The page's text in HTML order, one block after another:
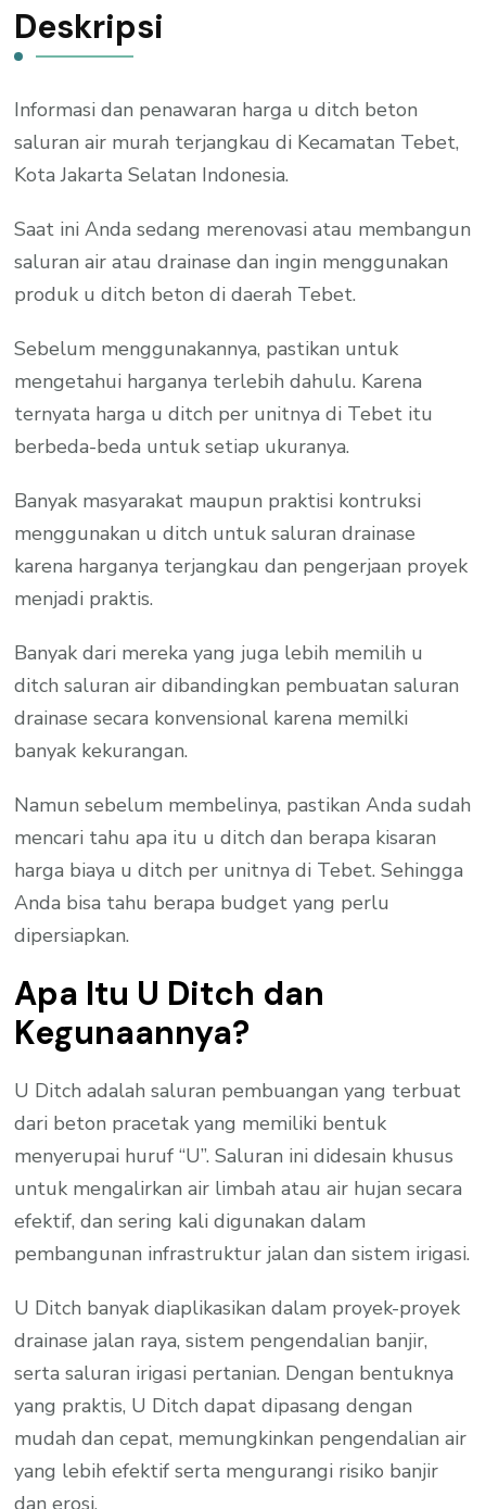
Deskripsi
Informasi dan penawaran harga u ditch beton
saluran air murah terjangkau di Kecamatan Tebet,
Kota Jakarta Selatan Indonesia.
Saat ini Anda sedang merenovasi atau membangun
saluran air atau drainase dan ingin menggunakan
produk u ditch beton di daerah Tebet.
Sebelum menggunakannya, pastikan untuk
mengetahui harganya terlebih dahulu. Karena
ternyata harga u ditch per unitnya di Tebet itu
berbeda-beda untuk setiap ukuranya.
Banyak masyarakat maupun praktisi kontruksi
menggunakan u ditch untuk saluran drainase
karena harganya terjangkau dan pengerjaan proyek
menjadi praktis.
Banyak dari mereka yang juga lebih memilih u
ditch saluran air dibandingkan pembuatan saluran
drainase secara konvensional karena memilki
banyak kekurangan.
Namun sebelum membelinya, pastikan Anda sudah
mencari tahu apa itu u ditch dan berapa kisaran
harga biaya u ditch per unitnya di Tebet. Sehingga
Anda bisa tahu berapa budget yang perlu
dipersiapkan.
Apa Itu U Ditch dan
Kegunaannya?
U Ditch adalah saluran pembuangan yang terbuat
dari beton pracetak yang memiliki bentuk
menyerupai huruf “U”. Saluran ini didesain khusus
untuk mengalirkan air limbah atau air hujan secara
efektif, dan sering kali digunakan dalam
pembangunan infrastruktur jalan dan sistem irigasi.
U Ditch banyak diaplikasikan dalam proyek-proyek
drainase jalan raya, sistem pengendalian banjir,
serta saluran irigasi pertanian. Dengan bentuknya
yang praktis, U Ditch dapat dipasang dengan
mudah dan cepat, memungkinkan pengendalian air
yang lebih efektif serta mengurangi risiko banjir
dan erosi.